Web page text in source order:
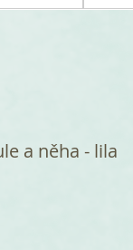
a něha - lila